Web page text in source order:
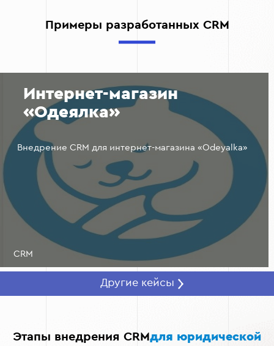
Повышение прибыльности:
рабочего времени, CRM для юристов позволяет
точно оценивать расходы и рассчитывать стоимость
обеспечивают надежную защиту
конфиденциальной информации юридической
фирмы.
Примеры разработанных CRM
Интернет-магазин
«Одеялка»
Внедрение CRM для интернет-магазина «Odeyalka»
CRM
Другие кейсы
Этапы внедрения CRMдля юридической